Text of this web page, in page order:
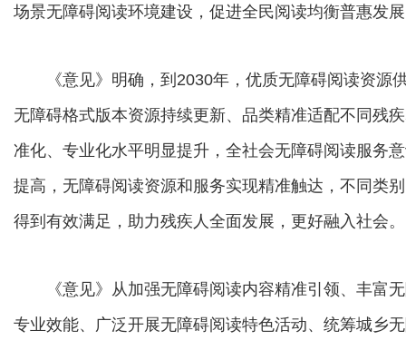
场景无障碍阅读环境建设，促进全民阅读均衡普惠发
《意见》明确，到2030年，优质无障碍阅读资源
无障碍格式版本资源持续更新、品类精准适配不同残
准化、专业化水平明显提升，全社会无障碍阅读服务
提高，无障碍阅读资源和服务实现精准触达，不同类
得到有效满足，助力残疾人全面发展，更好融入社会。
《意见》从加强无障碍阅读内容精准引领、丰富无
专业效能、广泛开展无障碍阅读特色活动、统筹城乡